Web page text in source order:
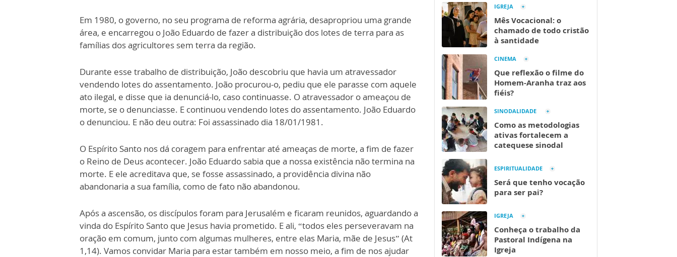
Em 1980, o governo, no seu programa de reforma agrária, desapropriou uma grande
área, e encarregou o João Eduardo de fazer a distribuição dos lotes de terra para as
famílias dos agricultores sem terra da região.
Durante esse trabalho de distribuição, João descobriu que havia um atravessador
vendendo lotes do assentamento. João procurou-o, pediu que ele parasse com aquele
ato ilegal, e disse que ia denunciá-lo, caso continuasse. O atravessador o ameaçou de
morte, se o denunciasse. E continuou vendendo lotes do assentamento. João Eduardo
o denunciou. E não deu outra: Foi assassinado dia 18/01/1981.
O Espírito Santo nos dá coragem para enfrentar até ameaças de morte, a fim de fazer
o Reino de Deus acontecer. João Eduardo sabia que a nossa existência não termina na
morte. E ele acreditava que, se fosse assassinado, a providência divina não
abandonaria a sua família, como de fato não abandonou.
Após a ascensão, os discípulos foram para Jerusalém e ficaram reunidos, aguardando a
vinda do Espírito Santo que Jesus havia prometido. E ali, “todos eles perseveravam na
oração em comum, junto com algumas mulheres, entre elas Maria, mãe de Jesus” (At
1,14). Vamos convidar Maria para estar também em nosso meio, a fim de nos ajudar
IGREJA
Mês Vocacional: o
chamado de todo cristão
à santidade
CINEMA
Que reflexão o filme do
Homem-Aranha traz aos
fiéis?
SINODALIDADE
Como as metodologias
ativas fortalecem a
catequese sinodal
ESPIRITUALIDADE
Será que tenho vocação
para ser pai?
IGREJA
Conheça o trabalho da
Pastoral Indígena na
Igreja